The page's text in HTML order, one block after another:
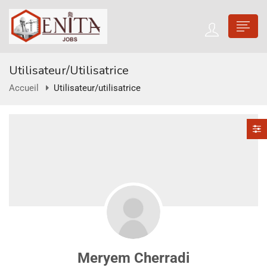
Utilisateur/utilisatrice
Accueil Utilisateur/utilisatrice
Meryem Cherradi